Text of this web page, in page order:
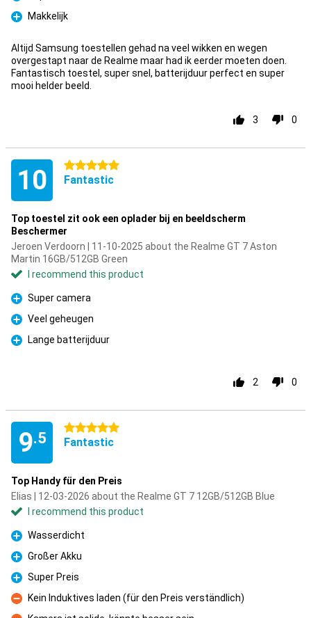
Pro
Pro
Makkelijk
Altijd Samsung toestellen gehad na veel wikken en wegen
overgestapt naar de Realme maar had ik eerder moeten doen.
Fantastisch toestel, super snel, batterijduur perfect en super
mooi helder beeld.
3 0
10 5 stars
Fantastic
Top toestel zit ook een oplader bij en beeldscherm
Beschermer
Jeroen Verdoorn | 11-10-2025 about the Realme GT 7 Aston
Martin 16GB/512GB Green
I recommend this product
Pro
Super camera
Pro
Veel geheugen
Pro
Lange batterijduur
2 0
9.5
5 stars
Fantastic
Top Handy für den Preis
Elias | 12-03-2026 about the Realme GT 7 12GB/512GB Blue
I recommend this product
Pro
Wasserdicht
Pro
Großer Akku
Pro
Super Preis
Con
Kein Induktives laden (für den Preis verständlich)